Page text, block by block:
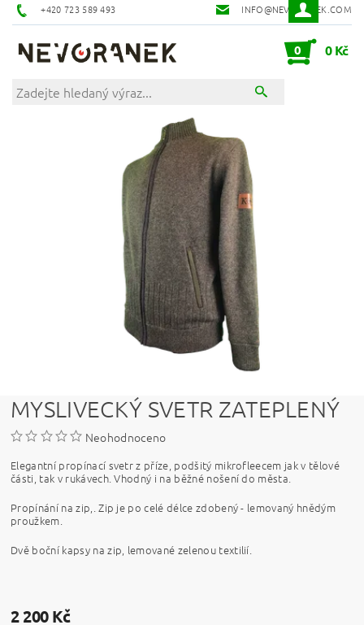
+420 723 589 493 INFO@NEVORANEK.COM
0 0 Kč
MYSLIVECKÝ SVETR ZATEPLENÝ
Neohodnoceno
Elegantní propínací svetr z příze, podšitý mikrofleecem jak v tělové
části, tak v rukávech. Vhodný i na běžné nošení do města.
Propínání na zip,. Zip je po celé délce zdobený - lemovaný hnědým
proužkem.
Dvě boční kapsy na zip, lemované zelenou textilií.
2 200 Kč